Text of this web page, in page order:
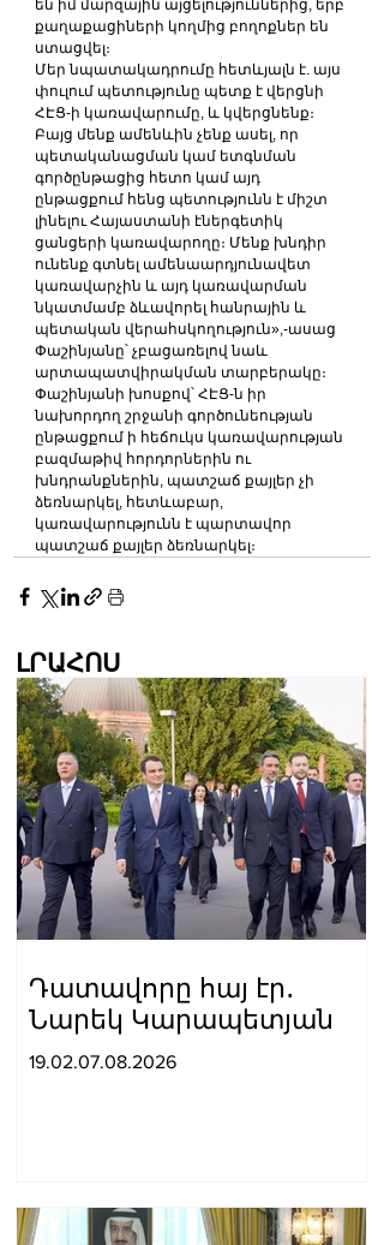
են իմ մարզային այցելություններից, երբ
քաղաքացիների կողմից բողոքներ են
ստացվել։
Մեր նպատակադրումը հետևյալն է. այս
փուլում պետությունը պետք է վերցնի
ՀԷՑ-ի կառավարումը, և կվերցնենք։
Բայց մենք ամենևին չենք ասել, որ
պետականացման կամ ետգնման
գործընթացից հետո կամ այդ
ընթացքում հենց պետությունն է միշտ
լինելու Հայաստանի էներգետիկ
ցանցերի կառավարողը։ Մենք խնդիր
ունենք գտնել ամենաարդյունավետ
կառավարչին և այդ կառավարման
նկատմամբ ձևավորել հանրային և
պետական վերահսկողություն»,-ասաց
Փաշինյանը՝ չբացառելով նաև
արտապատվիրակման տարբերակը։
Փաշինյանի խոսքով՝ ՀԷՑ-ն իր
նախորդող շրջանի գործունեության
ընթացքում ի հեճուկս կառավարության
բազմաթիվ հորդորներին ու
խնդրանքներին, պատշաճ քայլեր չի
ձեռնարկել, հետևաբար,
կառավարությունն է պարտավոր
պատշաճ քայլեր ձեռնարկել։
ԼՐԱՀՈՍ
Դատավորը հայ էր․
Նարեկ Կարապետյան
19.02.07.08.2026